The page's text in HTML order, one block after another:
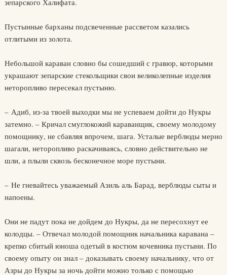
зепарского Халифата.
Пустынные барханы подсвеченные рассветом казались
отлитыми из золота.
Небольшой караван словно бы сошедший с гравюр, которыми
украшают зепарские стекольщики свои великолепные изделия
неторопливо пересекал пустыню.
– Адиб, из-за твоей выходки мы не успеваем дойти до Нукры
затемно. – Кричал смуглокожий караванщик, своему молодому
помощнику, не сбавляя впрочем, шага. Усталые верблюды мерно
шагали, неторопливо раскачиваясь, словно действительно не
шли, а плыли сквозь бесконечное море пустыни.
– Не гневайтесь уважаемый Азиль аль Барад, верблюды сыты и
напоены.
Они не падут пока не дойдем до Нукры, да не пересохнут ее
колодцы. – Отвечал молодой помощник начальника каравана –
крепко сбитый юноша одетый в костюм кочевника пустыни. По
своему опыту он знал – доказывать своему начальнику, что от
Азры до Нукры за ночь дойти можно только с помощью